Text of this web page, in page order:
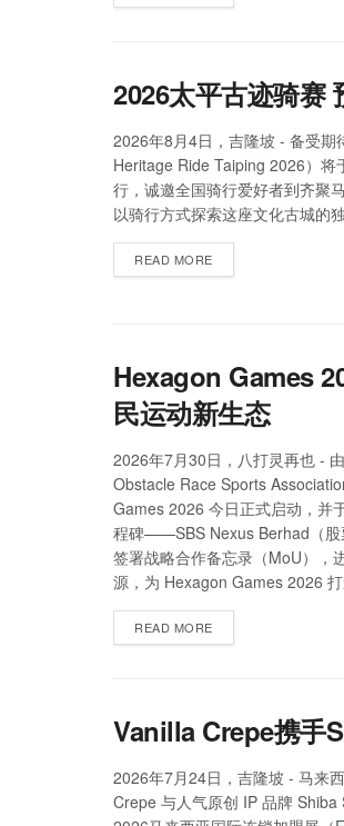
2026太平古迹骑赛
2026年8月4日，吉隆坡 - 备受期
Heritage Ride Taiping 2026）
行，诚邀全国骑行爱好者到齐聚
以骑行方式探索这座文化古城的独
READ MORE
Hexagon Games
民运动新生态
2026年7月30日，八打灵再也 -
Obstacle Race Sports
Games 2026 今日正式启动，并
程碑——SBS Nexus Berhad（股
签署战略合作备忘录（MoU），
源，为 Hexagon Games 2026 打
READ MORE
Vanilla Crepe携手
2026年7月24日，吉隆坡 - 马来
Crepe 与人气原创 IP 品牌